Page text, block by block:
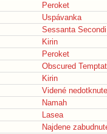
Peroket
Uspávanka
Sessanta Secondi
Kirin
Peroket
Obscured
Kirin
Videné
Namah
Lasea
Najdene